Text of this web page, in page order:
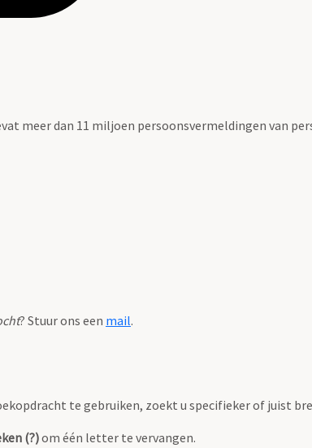
meer dan 11 miljoen persoonsvermeldingen van
? Stuur ons een mail.
te gebruiken, zoekt u specifieker of juist
(?)om één letter te vervangen.